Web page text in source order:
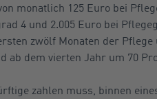
monatlich 125 Euro bei
4 und 2.005 Euro bei
zwölf Monaten der
ab dem vierten Jahr um 70
zahlen muss, binnen